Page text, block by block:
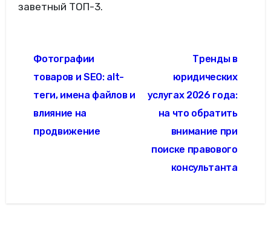
заветный ТОП-3.
по
записям
Фотографии
товаров и SEO: alt-
теги, имена файлов и
влияние на
продвижение
Тренды в
юридических
услугах 2026 года:
на что обратить
внимание при
поиске правового
консультанта